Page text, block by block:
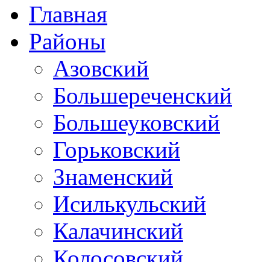
Главная
Районы
Азовский
Большереченский
Большеуковский
Горьковский
Знаменский
Исилькульский
Калачинский